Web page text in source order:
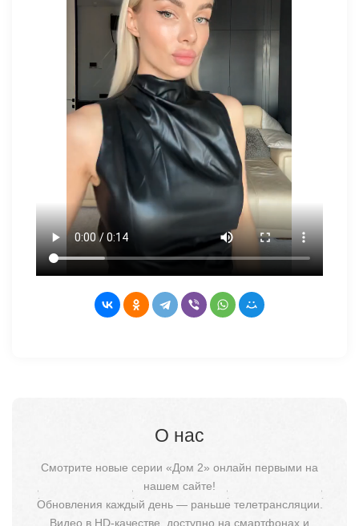
О нас
Смотрите новые серии «Дом 2» онлайн первыми на
нашем сайте!
Обновления каждый день — раньше телетрансляции.
Видео в HD-качестве, доступно на смартфонах и